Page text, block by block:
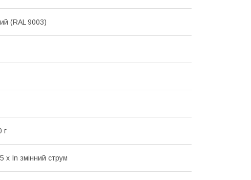
(RAL 9003)
г
x In змінний струм